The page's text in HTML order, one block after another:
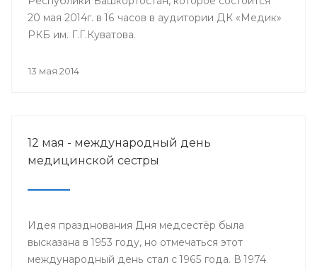
20 мая 2014г. в 16 часов в аудитории ДК «Медик»
РКБ им. Г.Г.Куватова.
13 мая 2014
12 мая - международный день
медицинской сестры
Идея празднования Дня медсестёр была
высказана в 1953 году, но отмечаться этот
международный день стал с 1965 года. В 1974